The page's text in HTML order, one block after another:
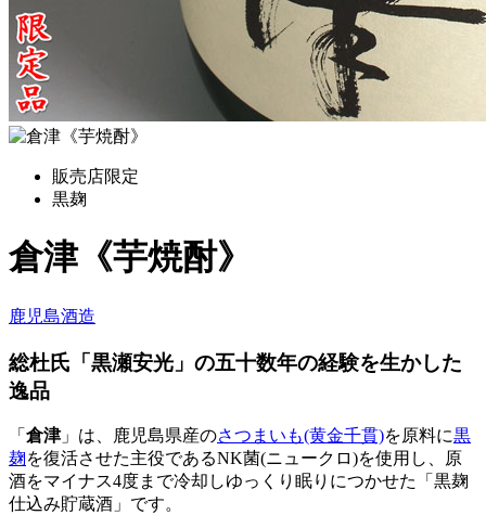
販売店限定
黒麹
倉津《芋焼酎》
鹿児島酒造
総杜氏「黒瀬安光」の五十数年の経験を生かした
逸品
「 倉津」は、鹿児島県産のさつまいも(黄金千貫)を原料に黒
麹を復活させた主役であるNK菌(ニュークロ)を使用し、原
酒をマイナス4度まで冷却しゆっくり眠りにつかせた「黒麹
仕込み貯蔵酒」です。